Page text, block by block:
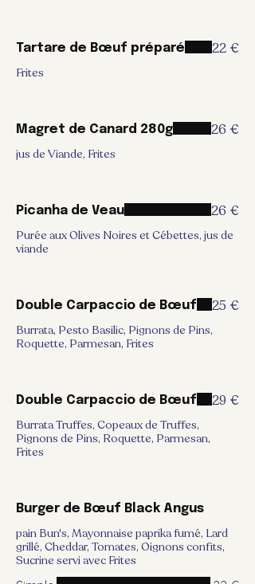
Tartare de Bœuf préparé
Frites
22 €
Magret de Canard 280g
jus de Viande, Frites
26 €
Picanha de Veau
Purée aux Olives Noires et Cébettes, jus de
viande
26 €
Double Carpaccio de Bœuf
Burrata, Pesto Basilic, Pignons de Pins,
Roquette, Parmesan, Frites
25 €
Double Carpaccio de Bœuf
Burrata Truffes, Copeaux de Truffes,
Pignons de Pins, Roquette, Parmesan,
Frites
29 €
Burger de Bœuf Black Angus
pain Bun's, Mayonnaise paprika fumé, Lard
grillé, Cheddar, Tomates, Oignons confits,
Sucrine servi avec Frites